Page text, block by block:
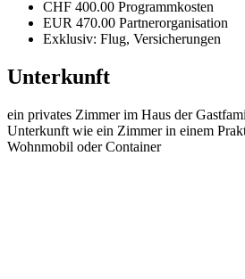
CHF 400.00 Programmkosten
EUR 470.00 Partnerorganisation
Exklusiv: Flug, Versicherungen
Unterkunft
ein privates Zimmer im Haus der
Unterkunft wie ein Zimmer in einem
Wohnmobil oder Container